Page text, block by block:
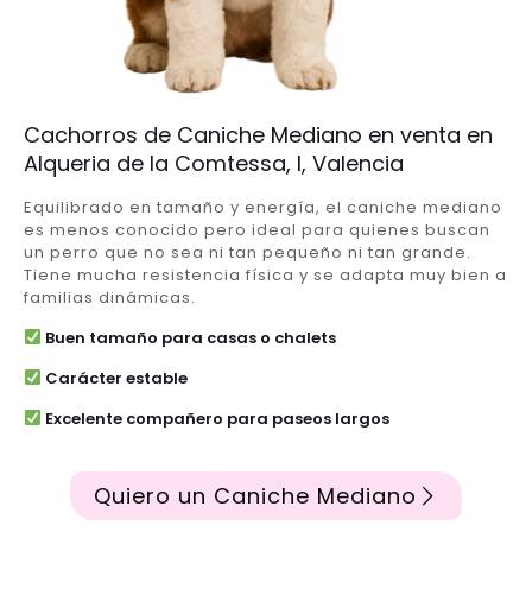
Cachorros de Caniche Mediano en venta en
Alqueria de la Comtessa, l, Valencia
Equilibrado en tamaño y energía, el caniche mediano
es menos conocido pero ideal para quienes buscan
un perro que no sea ni tan pequeño ni tan grande.
Tiene mucha resistencia física y se adapta muy bien a
familias dinámicas.
Buen tamaño para casas o chalets
Carácter estable
Excelente compañero para paseos largos
Quiero un Caniche Mediano